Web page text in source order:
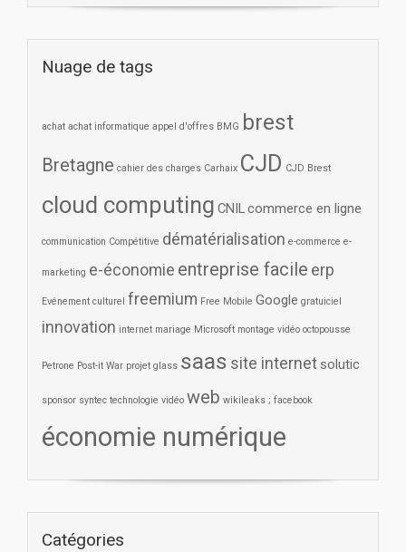
Nuage de tags
achat achat informatique appel d'offres BMG brest
Bretagne cahier des charges Carhaix CJD CJD Brest
cloud computing CNILcommerce en ligne
communication Compétitive dématérialisation e-commerce e-
marketing e-économie entreprise facile erp
Evénement culturel freemium Free Mobile Google gratuiciel
innovation internet mariage Microsoft montage vidéo octopousse
Petrone Post-it War projet glass saas site internet solutic
sponsor syntec technologie vidéo web wikileaks ; facebook
économie numérique
Catégories